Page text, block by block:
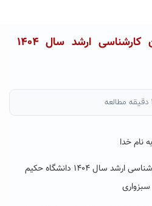
قابل توجه پذیرفته‌شدگان کارشناسی ارشد سال ۱۴۰۴
به ‌نام خدا
قابل توجه پذیرفته‌شدگان کارشناسی ارشد سال ۱۴۰۴ دانشگاه حکیم
سبزواری